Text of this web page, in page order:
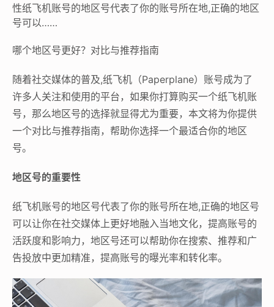
性纸飞机账号的地区号代表了你的账号所在地,正确的地区
号可以……
哪个地区号更好？对比与推荐指南
随着社交媒体的普及,纸飞机（Paperplane）账号成为了
许多人关注和使用的平台，如果你打算购买一个纸飞机账
号，那么地区号的选择就显得尤为重要，本文将为你提供
一个对比与推荐指南，帮助你选择一个最适合你的地区
号。
地区号的重要性
纸飞机账号的地区号代表了你的账号所在地,正确的地区号
可以让你在社交媒体上更好地融入当地文化，提高账号的
活跃度和影响力，地区号还可以帮助你在搜索、推荐和广
告投放中更加精准，提高账号的曝光率和转化率。